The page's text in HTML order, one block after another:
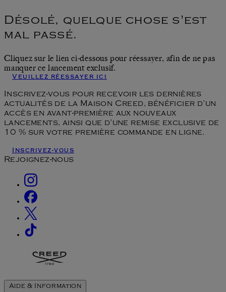
Désolé, quelque chose s'est
mal passé.
Cliquez sur le lien ci-dessous pour réessayer, afin de ne pas
manquer ce lancement exclusif.
Veuillez réessayer ici
Inscrivez-vous pour recevoir les dernières
actualités de la Maison Creed, bénéficier d’un
accès en avant-première aux nouveaux
lancements, ainsi que d’une remise exclusive de
10 % sur votre première commande en ligne.
Inscrivez-vous
Rejoignez-nous
Aide & Information